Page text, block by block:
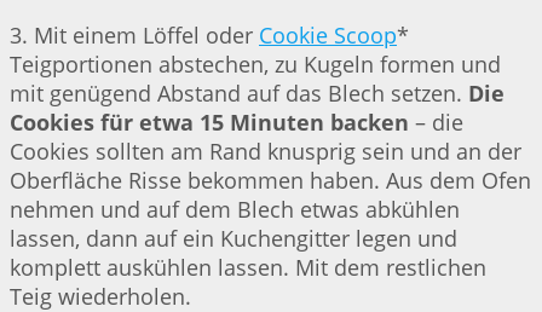
3. Mit einem Löffel oder Cookie Scoop*
Teigportionen abstechen, zu Kugeln formen und
mit genügend Abstand auf das Blech setzen. Die
Cookies für etwa 15 Minuten backen – die
Cookies sollten am Rand knusprig sein und an der
Oberfläche Risse bekommen haben. Aus dem Ofen
nehmen und auf dem Blech etwas abkühlen
lassen, dann auf ein Kuchengitter legen und
komplett auskühlen lassen. Mit dem restlichen
Teig wiederholen.